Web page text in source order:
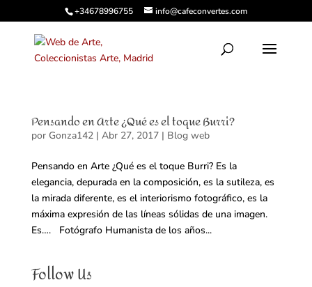
+34678996755 info@cafeconvertes.com
Pensando en Arte ¿Qué es el toque Burri?
por Gonza142| Abr 27, 2017| Blog web
Pensando en Arte ¿Qué es el toque Burri? Es la
elegancia, depurada en la composición, es la sutileza, es
la mirada diferente, es el interiorismo fotográfico, es la
máxima expresión de las líneas sólidas de una imagen.
Es…. Fotógrafo Humanista de los años...
Follow Us